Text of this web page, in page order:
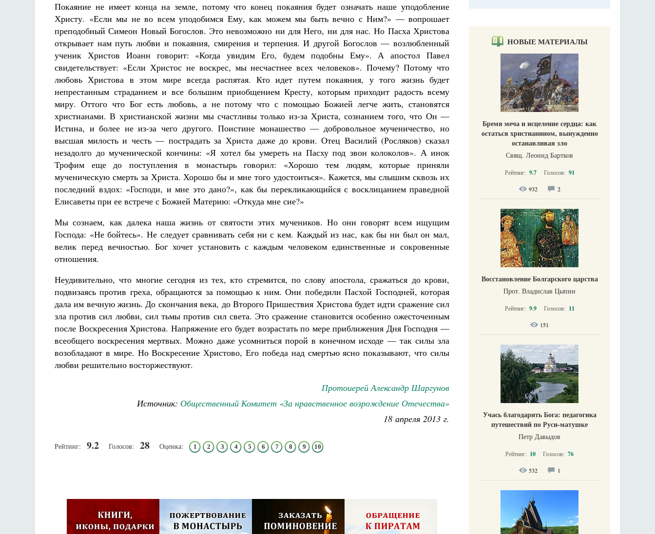
Покаяние не имеет конца на земле, потому что конец покаяния будет означать наше уподобление
Христу. «Если мы не во всем уподобимся Ему, как можем мы быть вечно с Ним?» — вопрошает
преподобный Симеон Новый Богослов. Это невозможно ни для Него, ни для нас. Но Пасха Христова
открывает нам путь любви и покаяния, смирения и терпения. И другой Богослов — возлюбленный
ученик Христов Иоанн говорит: «Когда увидим Его, будем подобны Ему». А апостол Павел
свидетельствует: «Если Христос не воскрес, мы несчастнее всех человеков». Почему? Потому что
любовь Христова в этом мире всегда распятая. Кто идет путем покаяния, у того жизнь будет
непрестанным страданием и все большим приобщением Кресту, которым приходит радость всему
миру. Оттого что Бог есть любовь, а не потому что с помощью Божией легче жить, становятся
христианами. В христианской жизни мы счастливы только из-за Христа, сознанием того, что Он —
Истина, и более не из-за чего другого. Поистине монашество — добровольное мученичество, но
высшая милость и честь — пострадать за Христа даже до крови. Отец Василий (Росляков) сказал
незадолго до мученической кончины: «Я хотел бы умереть на Пасху под звон колоколов». А инок
Трофим еще до поступления в монастырь говорил: «Хорошо тем людям, которые приняли
мученическую смерть за Христа. Хорошо бы и мне того удостоиться». Кажется, мы слышим сквозь их
последний вздох: «Господи, и мне это дано?», как бы перекликающийся с восклицанием праведной
Елисаветы при ее встрече с Божией Материю: «Откуда мне сие?»
Мы сознаем, как далека наша жизнь от святости этих мучеников. Но они говорят всем ищущим
Господа: «Не бойтесь». Не следует сравнивать себя ни с кем. Каждый из нас, как бы ни был он мал,
велик перед вечностью. Бог хочет установить с каждым человеком единственные и сокровенные
отношения.
Неудивительно, что многие сегодня из тех, кто стремится, по слову апостола, сражаться до крови,
подвизаясь против греха, обращаются за помощью к ним. Они победили Пасхой Господней, которая
дала им вечную жизнь. До скончания века, до Второго Пришествия Христова будет идти сражение сил
зла против сил любви, сил тьмы против сил света. Это сражение становится особенно ожесточенным
после Воскресения Христова. Напряжение его будет возрастать по мере приближения Дня Господня —
всеобщего воскресения мертвых. Можно даже усомниться порой в конечном исходе — так силы зла
возобладают в мире. Но Воскресение Христово, Его победа над смертью ясно показывают, что силы
любви решительно восторжествуют.
Протоиерей Александр Шаргунов
Источник: Общественный Комитет «За нравственное возрождение Отечества»
18 апреля 2013 г.
Рейтинг: 9.2 Голосов: 28 Оценка: 1 2 3 4 5 6 7 8 9 10
НОВЫЕ МАТЕРИАЛЫ
Бремя меча и исцеление сердца: как
остаться христианином, вынужденно
останавливая зло
Свящ. Леонид Бартков
Рейтинг: 9.7 Голосов: 91
932 2
Восстановление Болгарского царства
Прот. Владислав Цыпин
Рейтинг: 9.9 Голосов: 11
151
Учась благодарить Бога: педагогика
путешествий по Руси-матушке
Петр Давыдов
Рейтинг: 10 Голосов: 76
532 1